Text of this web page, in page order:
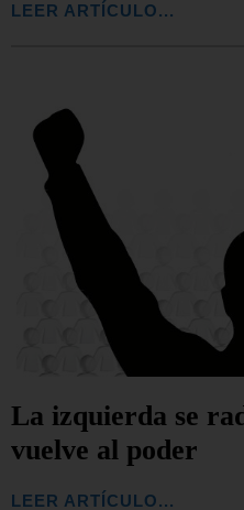
LEER ARTÍCULO...
La izquierda se
vuelve al poder
LEER ARTÍCULO...